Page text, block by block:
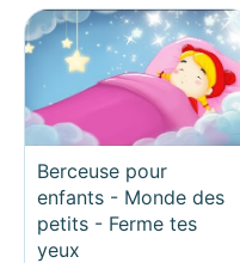
Berceuse pour
enfants - Monde des
petits - Ferme tes
yeux